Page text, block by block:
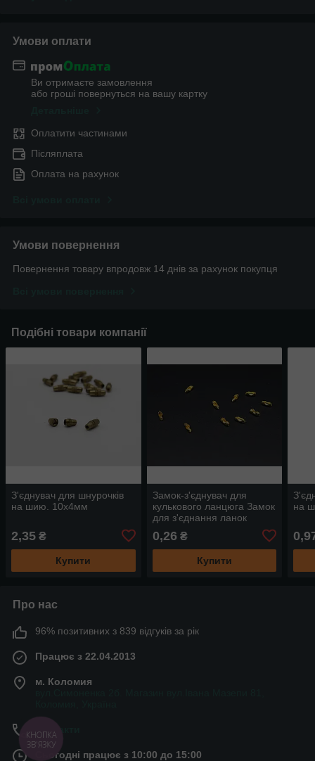
Умови оплати
Ви отримаєте замовлення
або гроші повернуться на вашу картку
Оплатити частинами
Післяплата
Оплата на рахунок
Умови повернення
Повернення товару впродовж 14 днів за рахунок покупця
Подібні товари компанії
З'єднувач для шнурочків
на шию. 10х4мм
2,35 ₴
Купити
Замок-з'єднувач для
кулькового ланцюга Замок
для з'єднання ланок
ланцюжка Колір "Золото".
3,2 мм.
0,26 ₴
Купити
на
Про нас
96% позитивних з 839 відгуків за рік
Працює з 22.04.2013
м. Коломия
Контакти
Сьогодні працює з 10:00 до 15:00
КНОПКА
ЗВ'ЯЗКУ